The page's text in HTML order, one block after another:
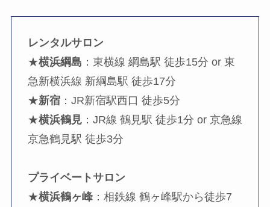
レンタルサロン
★横浜綱島 ：東横線 綱島駅 徒歩15分 or 東
急新横浜線 新綱島駅 徒歩17分
★新宿：JR新宿駅西口 徒歩5分
★横浜鶴見：JR線 鶴見駅 徒歩1分 or 京急線
京急鶴見駅 徒歩3分
プライベートサロン
★横浜鶴ヶ峰：相鉄線 鶴ヶ峰駅から徒歩7